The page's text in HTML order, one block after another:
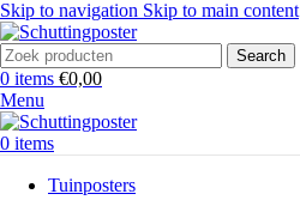
Skip to navigation Skip to main content
Search
0 items €0,00
Menu
0 items
Tuinposters